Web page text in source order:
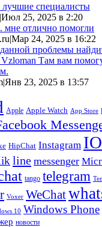
лучшие специалисты
|Июл 25, 2025 в 2:20
мне отлично помогли
|Мар 24, 2025 в 16:22
проблемы
Там вам
|Янв 23, 2025 в 13:57
Apple Apple Watch App Store
HipChat Instagram
line messenger
tango telegram
Voxer WeChat
10 Windows Phone
новости